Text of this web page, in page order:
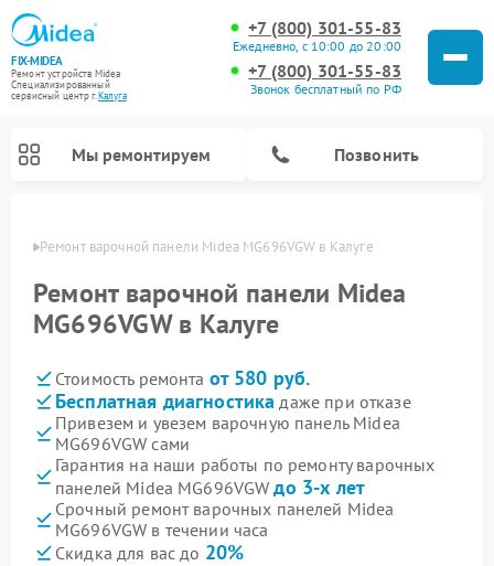
FIX-MIDEA
Ремонт устройств Midea
Специализированный
cервисный центр г.Калуга
+7 (800) 301-55-83
Ежедневно, с 10:00 до 20:00
+7 (800) 301-55-83
Звонок бесплатный по РФ
Мы ремонтируем Позвонить
Ремонт варочной панели Midea MG696VGW в Калуге
Ремонт варочной панели Midea
MG696VGW в Калуге
Стоимость ремонта от 580 руб.
Бесплатная диагностика даже при отказе
Привезем и увезем варочную панель Midea
MG696VGW сами
Гарантия на наши работы по ремонту варочных
панелей Midea MG696VGWдо 3-х лет
Срочный ремонт варочных панелей Midea
MG696VGW в течении часа
Скидка для вас до 20%